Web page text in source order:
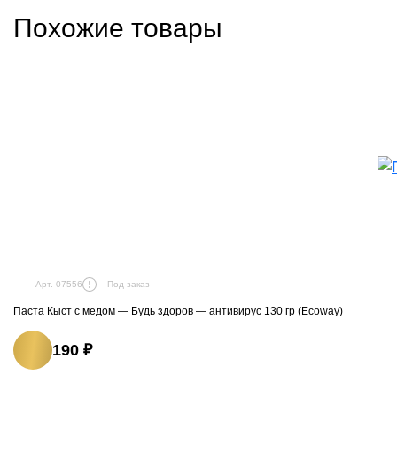
Похожие товары
Арт. 07556 Под заказ
Паста Кыст с медом — Будь здоров — антивирус 130 гр (Ecoway)
190 ₽